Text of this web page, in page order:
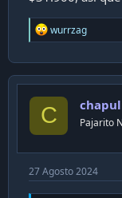
R
e
c
t
o
n
wurrzag
C Pajarito
27 Agosto 2024